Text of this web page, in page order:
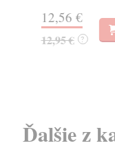
12,56 €
12,95 € ?
Ďalšie z